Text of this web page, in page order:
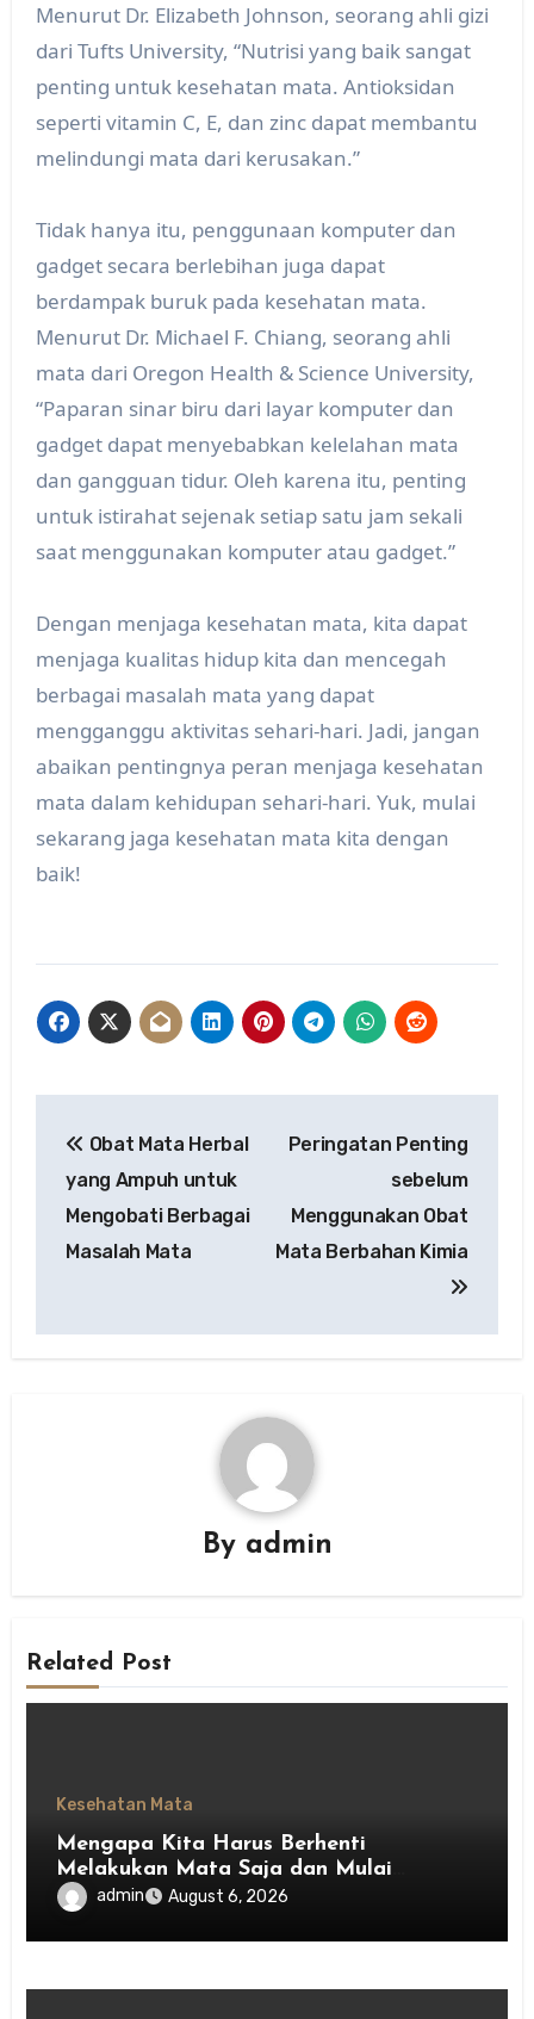
Menurut Dr. Elizabeth Johnson, seorang ahli gizi
dari Tufts University, “Nutrisi yang baik sangat
penting untuk kesehatan mata. Antioksidan
seperti vitamin C, E, dan zinc dapat membantu
melindungi mata dari kerusakan.”
Tidak hanya itu, penggunaan komputer dan
gadget secara berlebihan juga dapat
berdampak buruk pada kesehatan mata.
Menurut Dr. Michael F. Chiang, seorang ahli
mata dari Oregon Health & Science University,
“Paparan sinar biru dari layar komputer dan
gadget dapat menyebabkan kelelahan mata
dan gangguan tidur. Oleh karena itu, penting
untuk istirahat sejenak setiap satu jam sekali
saat menggunakan komputer atau gadget.”
Dengan menjaga kesehatan mata, kita dapat
menjaga kualitas hidup kita dan mencegah
berbagai masalah mata yang dapat
mengganggu aktivitas sehari-hari. Jadi, jangan
abaikan pentingnya peran menjaga kesehatan
mata dalam kehidupan sehari-hari. Yuk, mulai
sekarang jaga kesehatan mata kita dengan
baik!
navigation
Obat Mata Herbal
yang Ampuh untuk
Mengobati Berbagai
Masalah Mata
Peringatan Penting
sebelum
Menggunakan Obat
Mata Berbahan Kimia
By admin
Related Post
Kesehatan Mata
Mengapa Kita Harus Berhenti
Melakukan Mata Saja dan Mulai
Menghargai Privasi Orang Lain
admin August 6, 2026